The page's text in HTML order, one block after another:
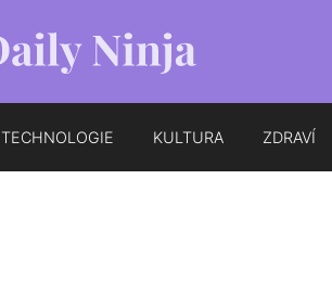
TECHNOLOGIE KULTURA ZDRAVÍ